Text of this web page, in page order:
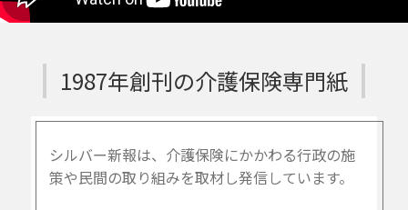
1987年創刊の介護保険専門紙
シルバー新報は、介護保険にかかわる行政の施
策や民間の取り組みを取材し発信しています。